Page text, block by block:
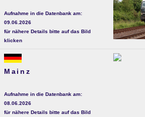
Aufnahme in die Datenbank am:
09.06.2026
für nähere Details bitte auf das Bild
klicken
Mainz
Aufnahme in die Datenbank am:
08.06.2026
für nähere Details bitte auf das Bild